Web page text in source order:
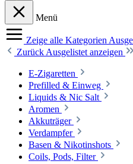
Menü
Zeige alle Kategorien
Zurück Ausgelistet anzeigen
E-Zigaretten
Prefilled & Einweg
Liquids & Nic Salt
Aromen
Akkuträger
Verdampfer
Basen & Nikotinshots
Coils, Pods, Filter